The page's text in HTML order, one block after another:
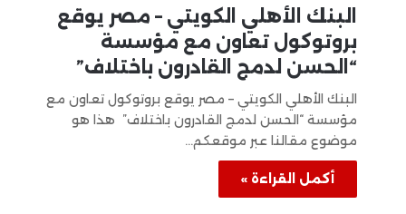
البنك الأهلي الكويتي – مصر يوقع
بروتوكول تعاون مع مؤسسة
“الحسن لدمج القادرون باختلاف”
البنك الأهلي الكويتي – مصر يوقع بروتوكول تعاون مع
مؤسسة “الحسن لدمج القادرون باختلاف” هذا هو
موضوع مقالنا عبر موقعكم…
أكمل القراءة »